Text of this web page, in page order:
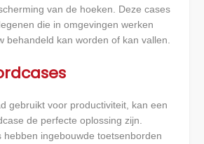
van de hoeken. Deze cases
die in omgevingen werken
behandeld kan worden of kan vallen.
gebruikt voor productiviteit, kan een
de perfecte oplossing zijn.
hebben ingebouwde toetsenborden